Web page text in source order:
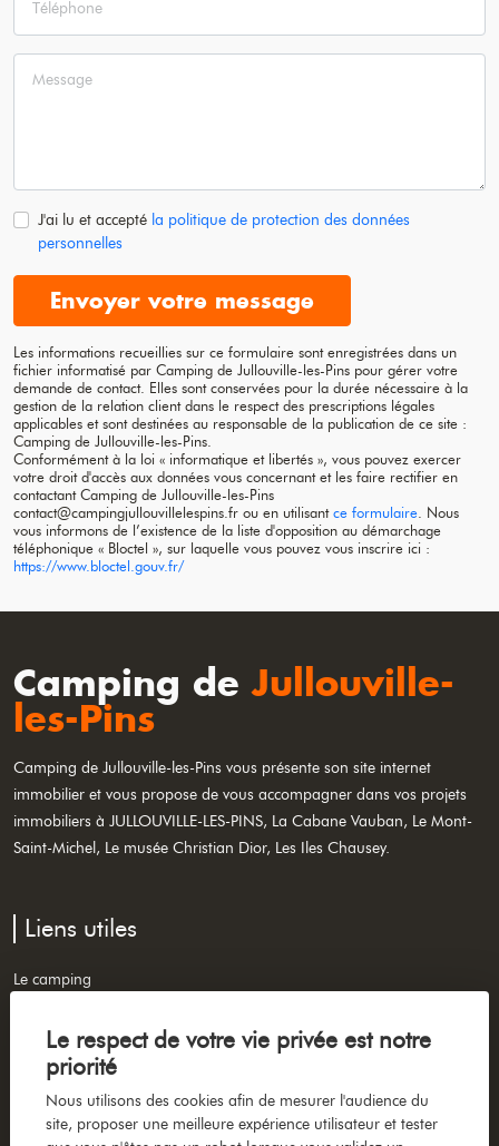
Le respect de votre vie privée est notre
priorité
Nous utilisons des cookies afin de mesurer l'audience du
site, proposer une meilleure expérience utilisateur et tester
J'ai lu et accepté la politique de protection des données
personnelles
Envoyer votre message
Les informations recueillies sur ce formulaire sont enregistrées dans un
fichier informatisé par Camping de Jullouville-les-Pins pour gérer votre
demande de contact. Elles sont conservées pour la durée nécessaire à la
gestion de la relation client dans le respect des prescriptions légales
applicables et sont destinées au responsable de la publication de ce site :
Camping de Jullouville-les-Pins
Conformément à la loi « informatique et libertés », vous pouvez exercer
votre droit d'accès aux données vous concernant et les faire rectifier en
contactant Camping de Jullouville-les-Pins
contact@campingjullouvillelespins.fr ou en utilisant ce formulaire . Nous
vous informons de l’existence de la liste d'opposition au démarchage
téléphonique « Bloctel », sur laquelle vous pouvez vous inscrire ici :
https://www.bloctel.gouv.fr/
Camping deJullouville-
les-Pins
Camping de Jullouville-les-Pins vous présente son site internet
immobilier et vous propose de vous accompagner dans vos projets
immobiliers à JULLOUVILLE-LES-PINS, La Cabane Vauban, Le Mont-
Saint-Michel, Le musée Christian Dior, Les Iles Chausey.
Liens utiles
Le camping
Achat de mobil-home
Actualités
Réserver votre séjour